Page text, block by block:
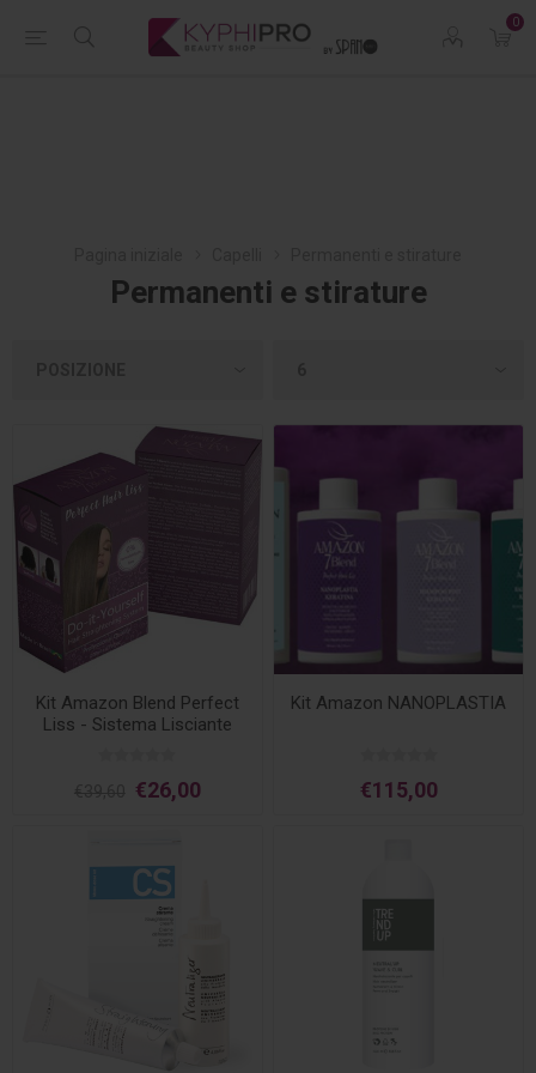
0
Permanenti e stirature
Kit Amazon Blend Perfect
Liss - Sistema Lisciante
€26,00
Kit Amazon NANOPLASTIA
€115,00